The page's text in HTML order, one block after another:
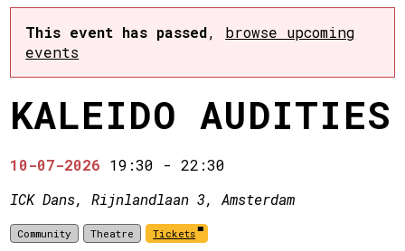
This event has passed, browse upcoming
events
KALEIDO AUDITIES
10-07-2026 19:30 -22:30
ICK Dans, Rijnlandlaan 3, Amsterdam
Community Theatre Tickets